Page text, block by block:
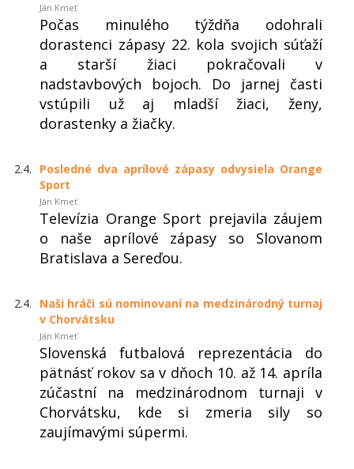
Ján Kmeť
Počas minulého týždňa odohrali
dorastenci zápasy 22. kola svojich súťaží
a starší žiaci pokračovali v
nadstavbových bojoch. Do jarnej časti
vstúpili už aj mladší žiaci, ženy,
dorastenky a žiačky.
2.4.
Posledné dva aprílové zápasy odvysiela Orange
Sport
Ján Kmeť
Televízia Orange Sport prejavila záujem
o naše aprílové zápasy so Slovanom
Bratislava a Sereďou.
2.4.
Naši hráči sú nominovaní na medzinárodný turnaj
v Chorvátsku
Ján Kmeť
Slovenská futbalová reprezentácia do
pätnásť rokov sa v dňoch 10. až 14. apríla
zúčastní na medzinárodnom turnaji v
Chorvátsku, kde si zmeria sily so
zaujímavými súpermi.